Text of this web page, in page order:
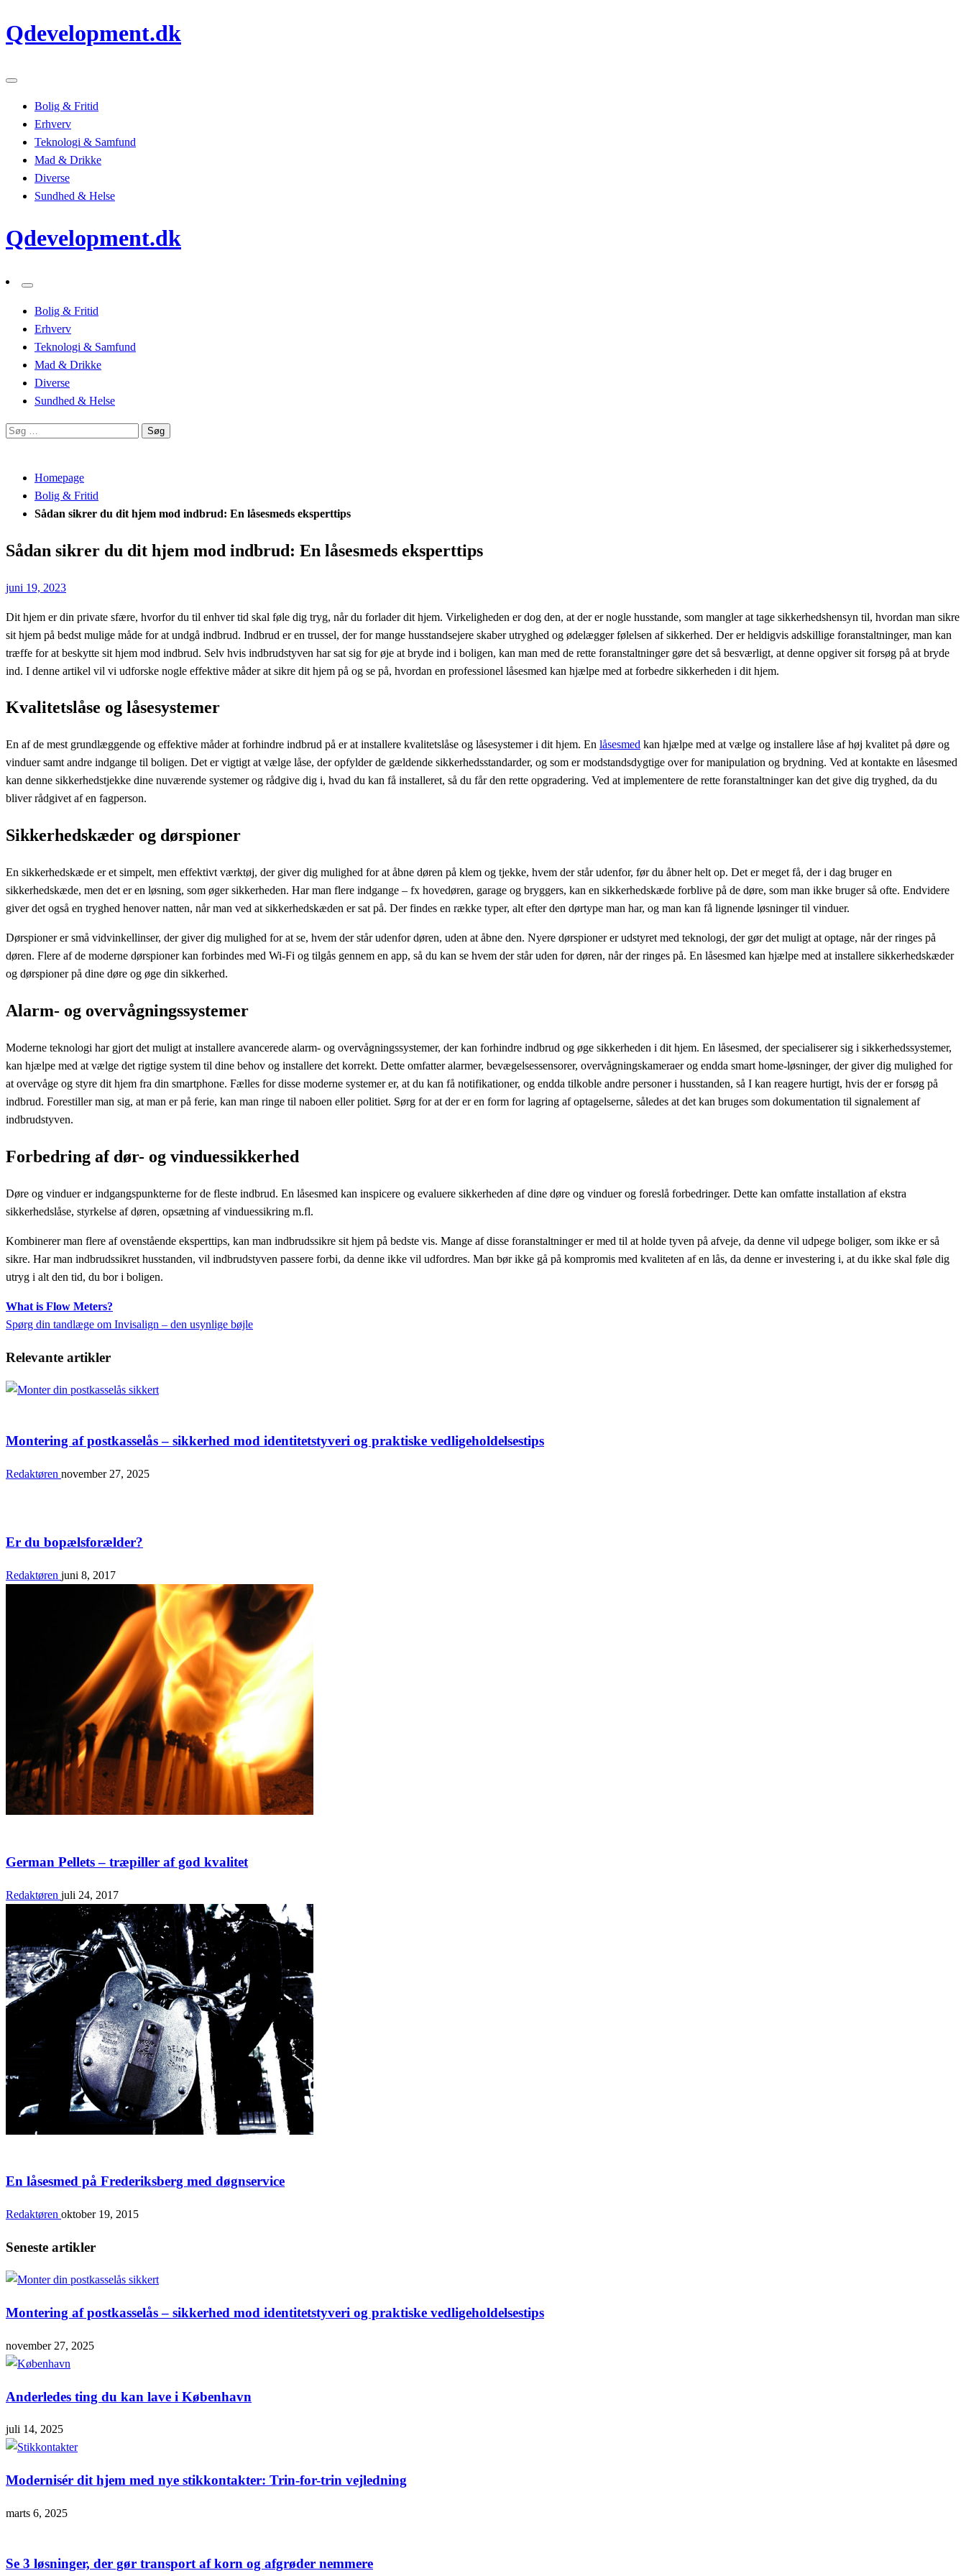
Skip
to
Qdevelopment.dk
Bolig & Fritid
Erhverv
Teknologi & Samfund
Mad & Drikke
Diverse
Sundhed & Helse
Qdevelopment.dk
Bolig & Fritid
Erhverv
Teknologi & Samfund
Mad & Drikke
Diverse
Sundhed & Helse
Søg
Homepage
Bolig & Fritid
Sådan sikrer du dit hjem mod indbrud: En låsesmeds eksperttips
Sådan sikrer du dit hjem mod indbrud: En låsesmeds eksperttips
Posted
juni 19, 2023
Dit hjem er din private sfære, hvorfor du til enhver tid skal føle dig tryg, når du forlader dit hjem. Virkeligheden er dog den, at der er nogle husstande, som mangler at tage sikkerhedshensyn til, hvordan man sikre
sit hjem på bedst mulige måde for at undgå indbrud. Indbrud er en trussel, der for mange husstandsejere skaber utryghed og ødelægger følelsen af sikkerhed. Der er heldigvis adskillige foranstaltninger, man kan
træffe for at beskytte sit hjem mod indbrud. Selv hvis indbrudstyven har sat sig for øje at bryde ind i boligen, kan man med de rette foranstaltninger gøre det så besværligt, at denne opgiver sit forsøg på at bryde
ind. I denne artikel vil vi udforske nogle effektive måder at sikre dit hjem på og se på, hvordan en professionel låsesmed kan hjælpe med at forbedre sikkerheden i dit hjem.
Kvalitetslåse og låsesystemer
En af de mest grundlæggende og effektive måder at forhindre indbrud på er at installere kvalitetslåse og låsesystemer i dit hjem. En låsesmed kan hjælpe med at vælge og installere låse af høj kvalitet på døre og
vinduer samt andre indgange til boligen. Det er vigtigt at vælge låse, der opfylder de gældende sikkerhedsstandarder, og som er modstandsdygtige over for manipulation og brydning. Ved at kontakte en låsesmed
kan denne sikkerhedstjekke dine nuværende systemer og rådgive dig i, hvad du kan få installeret, så du får den rette opgradering. Ved at implementere de rette foranstaltninger kan det give dig tryghed, da du
bliver rådgivet af en fagperson.
Sikkerhedskæder og dørspioner
En sikkerhedskæde er et simpelt, men effektivt værktøj, der giver dig mulighed for at åbne døren på klem og tjekke, hvem der står udenfor, før du åbner helt op. Det er meget få, der i dag bruger en
sikkerhedskæde, men det er en løsning, som øger sikkerheden. Har man flere indgange – fx hovedøren, garage og bryggers, kan en sikkerhedskæde forblive på de døre, som man ikke bruger så ofte. Endvidere
giver det også en tryghed henover natten, når man ved at sikkerhedskæden er sat på. Der findes en række typer, alt efter den dørtype man har, og man kan få lignende løsninger til vinduer.
Dørspioner er små vidvinkellinser, der giver dig mulighed for at se, hvem der står udenfor døren, uden at åbne den. Nyere dørspioner er udstyret med teknologi, der gør det muligt at optage, når der ringes på
døren. Flere af de moderne dørspioner kan forbindes med Wi-Fi og tilgås gennem en app, så du kan se hvem der står uden for døren, når der ringes på. En låsesmed kan hjælpe med at installere sikkerhedskæder
og dørspioner på dine døre og øge din sikkerhed.
Alarm- og overvågningssystemer
Moderne teknologi har gjort det muligt at installere avancerede alarm- og overvågningssystemer, der kan forhindre indbrud og øge sikkerheden i dit hjem. En låsesmed, der specialiserer sig i sikkerhedssystemer,
kan hjælpe med at vælge det rigtige system til dine behov og installere det korrekt. Dette omfatter alarmer, bevægelsessensorer, overvågningskameraer og endda smart home-løsninger, der giver dig mulighed for
at overvåge og styre dit hjem fra din smartphone. Fælles for disse moderne systemer er, at du kan få notifikationer, og endda tilkoble andre personer i husstanden, så I kan reagere hurtigt, hvis der er forsøg på
indbrud. Forestiller man sig, at man er på ferie, kan man ringe til naboen eller politiet. Sørg for at der er en form for lagring af optagelserne, således at det kan bruges som dokumentation til signalement af
indbrudstyven.
Forbedring af dør- og vinduessikkerhed
Døre og vinduer er indgangspunkterne for de fleste indbrud. En låsesmed kan inspicere og evaluere sikkerheden af dine døre og vinduer og foreslå forbedringer. Dette kan omfatte installation af ekstra
sikkerhedslåse, styrkelse af døren, opsætning af vinduessikring m.fl.
Kombinerer man flere af ovenstående eksperttips, kan man indbrudssikre sit hjem på bedste vis. Mange af disse foranstaltninger er med til at holde tyven på afveje, da denne vil udpege boliger, som ikke er så
sikre. Har man indbrudssikret husstanden, vil indbrudstyven passere forbi, da denne ikke vil udfordres. Man bør ikke gå på kompromis med kvaliteten af en lås, da denne er investering i, at du ikke skal føle dig
utryg i alt den tid, du bor i boligen.
Indlægsnavigation
Previous
Post
What is Flow Meters?
Next
Spørg din tandlæge om Invisalign – den usynlige bøjle
Relevante artikler
Montering af postkasselås – sikkerhed mod identitetstyveri og praktiske vedligeholdelsestips
Redaktøren november 27, 2025
Er du bopælsforælder?
Redaktøren juni 8, 2017
German Pellets – træpiller af god kvalitet
Redaktøren juli 24, 2017
En låsesmed på Frederiksberg med døgnservice
Redaktøren oktober 19, 2015
Seneste artikler
Montering af postkasselås – sikkerhed mod identitetstyveri og praktiske vedligeholdelsestips
november 27, 2025
Anderledes ting du kan lave i København
juli 14, 2025
Modernisér dit hjem med nye stikkontakter: Trin-for-trin vejledning
marts 6, 2025
Se 3 løsninger, der gør transport af korn og afgrøder nemmere